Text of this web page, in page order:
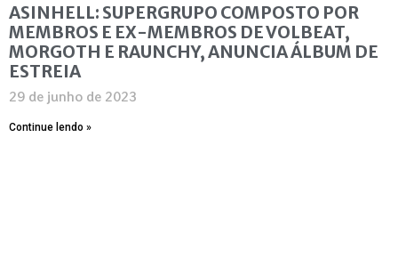
ASINHELL: SUPERGRUPO COMPOSTO POR
MEMBROS E EX-MEMBROS DE VOLBEAT,
MORGOTH E RAUNCHY, ANUNCIA ÁLBUM DE
ESTREIA
29 de junho de 2023
Continue lendo »